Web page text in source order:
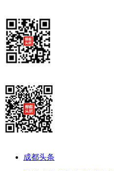
成都头条